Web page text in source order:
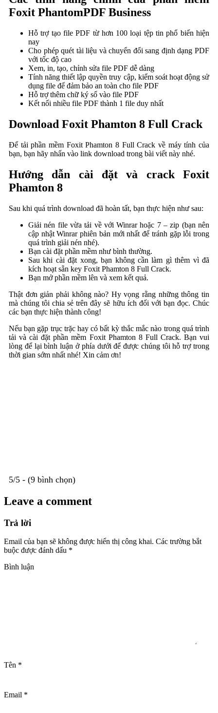
Foxit PhantomPDF Business
Hỗ trợ tạo file PDF từ hơn 100 loại tệp tin phổ biến hiện
nay
Cho phép quét tài liệu và chuyển đổi sang định dạng PDF
với tốc độ cao
Xem, in, tạo, chỉnh sửa file PDF dễ dàng
Tính năng thiết lập quyền truy cập, kiểm soát hoạt động sử
dụng file để đảm bảo an toàn cho file PDF
Hỗ trợ thêm chữ ký số vào file PDF
Kết nối nhiều file PDF thành 1 file duy nhất
Download Foxit Phamton 8 Full Crack
Để tải phần mềm Foxit Phamton 8 Full Crack về máy tính của
bạn, bạn hãy nhấn vào link download trong bài viết này nhé.
Hướng dẫn cài đặt và crack Foxit
Phamton 8
Sau khi quá trình download đã hoàn tất, bạn thực hiện như sau:
Giải nén file vừa tải về với Winrar hoặc 7 – zip (bạn nên
cập nhật Winrar phiên bản mới nhất để tránh gặp lỗi trong
quá trình giải nén nhé).
Bạn cài đặt phần mềm như bình thường.
Sau khi cài đặt xong, bạn không cần làm gì thêm vì đã
kích hoạt sẵn key Foxit Phamton 8 Full Crack.
Bạn mở phần mềm lên và xem kết quả.
Thật đơn giản phải không nào? Hy vọng rằng những thông tin
mà chúng tôi chia sẻ trên đây sẽ hữu ích đối với bạn đọc. Chúc
các bạn thực hiện thành công!
Nếu bạn gặp trục trặc hay có bất kỳ thắc mắc nào trong quá trình
tải và cài đặt phần mềm Foxit Phamton 8 Full Crack. Bạn vui
lòng để lại bình luận ở phía dưới để được chúng tôi hỗ trợ trong
thời gian sớm nhất nhé! Xin cảm ơn!
5/5 - (9 bình chọn)
Leave a comment
Trả lời
Email của bạn sẽ không được hiển thị công khai. Các trường bắt
buộc được đánh dấu *
Bình luận
Tên *
Email *